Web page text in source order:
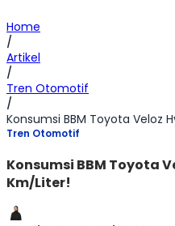
Home
/
Artikel
/
Tren Otomotif
/
Konsumsi BBM Toyota Veloz
Tren Otomotif
Konsumsi BBM Toyota
Km/Liter!